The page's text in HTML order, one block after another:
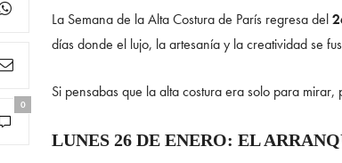
0
La Semana de la Alta Costura de París regresa del
días donde el lujo, la artesanía y la creatividad se
Si pensabas que la alta costura era solo para
LUNES 26 DE ENERO: EL